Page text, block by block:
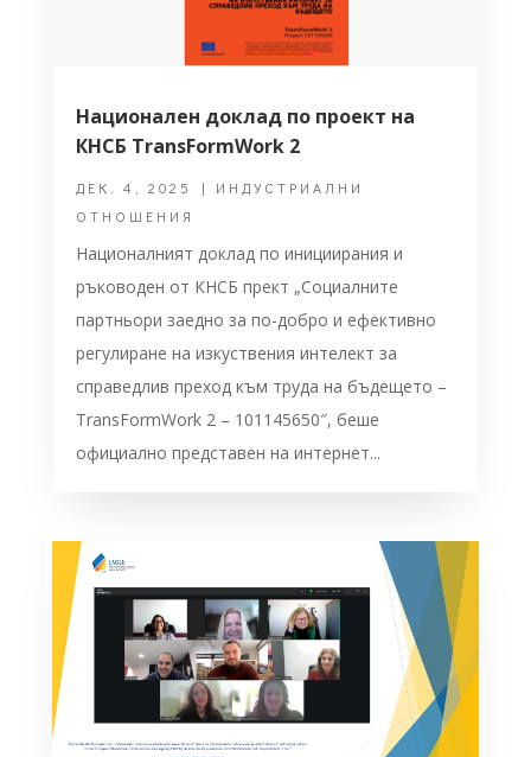
Национален доклад по проект на
КНСБ TransFormWork 2
ДЕК. 4, 2025 | ИНДУСТРИАЛНИ
ОТНОШЕНИЯ
Националният доклад по инициирания и
ръководен от КНСБ прект „Социалните
партньори заедно за по-добро и ефективно
регулиране на изкуствения интелект за
справедлив преход към труда на бъдещето –
TransFormWork 2 – 101145650″, беше
официално представен на интернет...